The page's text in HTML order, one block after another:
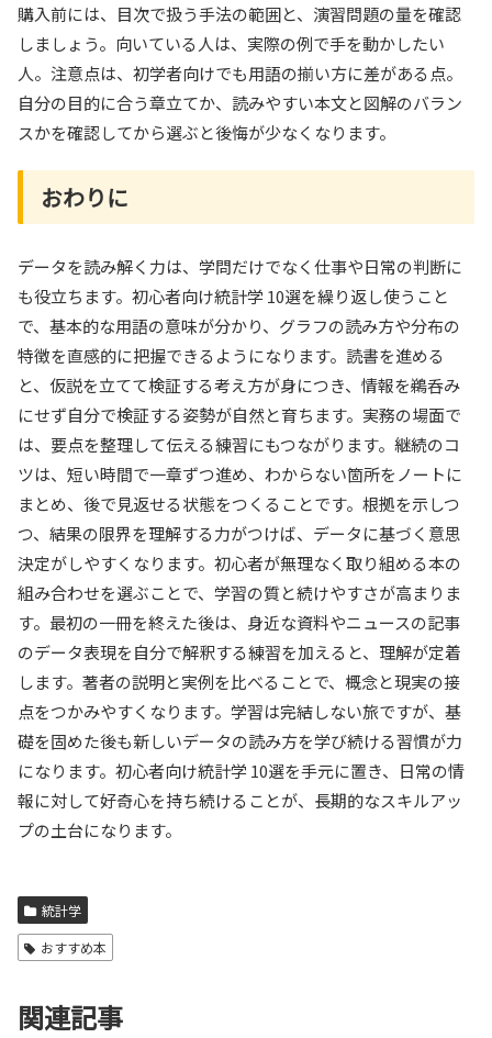
購入前には、目次で扱う手法の範囲と、演習問題の量を確認
しましょう。向いている人は、実際の例で手を動かしたい
人。注意点は、初学者向けでも用語の揃い方に差がある点。
自分の目的に合う章立てか、読みやすい本文と図解のバラン
スかを確認してから選ぶと後悔が少なくなります。
おわりに
データを読み解く力は、学問だけでなく仕事や日常の判断に
も役立ちます。初心者向け統計学 10選を繰り返し使うこと
で、基本的な用語の意味が分かり、グラフの読み方や分布の
特徴を直感的に把握できるようになります。読書を進める
と、仮説を立てて検証する考え方が身につき、情報を鵜呑み
にせず自分で検証する姿勢が自然と育ちます。実務の場面で
は、要点を整理して伝える練習にもつながります。継続のコ
ツは、短い時間で一章ずつ進め、わからない箇所をノートに
まとめ、後で見返せる状態をつくることです。根拠を示しつ
つ、結果の限界を理解する力がつけば、データに基づく意思
決定がしやすくなります。初心者が無理なく取り組める本の
組み合わせを選ぶことで、学習の質と続けやすさが高まりま
す。最初の一冊を終えた後は、身近な資料やニュースの記事
のデータ表現を自分で解釈する練習を加えると、理解が定着
します。著者の説明と実例を比べることで、概念と現実の接
点をつかみやすくなります。学習は完結しない旅ですが、基
礎を固めた後も新しいデータの読み方を学び続ける習慣が力
になります。初心者向け統計学 10選を手元に置き、日常の情
報に対して好奇心を持ち続けることが、長期的なスキルアッ
プの土台になります。
統計学
おすすめ本
関連記事